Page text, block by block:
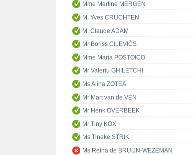
Mme Martine MERGEN
M. Yves CRUCHTEN
M. Claude ADAM
Mr Boriss CILEVIČS
Mme Maria POSTOICO
Mr Valeriu GHILETCHI
Ms Alina ZOTEA
Mr Mart van de VEN
Mr Henk OVERBEEK
Mr Tiny KOX
Ms Tineke STRIK
Ms Reina de BRUIJN-WEZEMAN